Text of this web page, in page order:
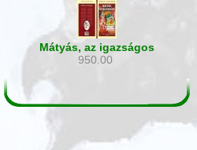
Mátyás, az igazságos
950.00